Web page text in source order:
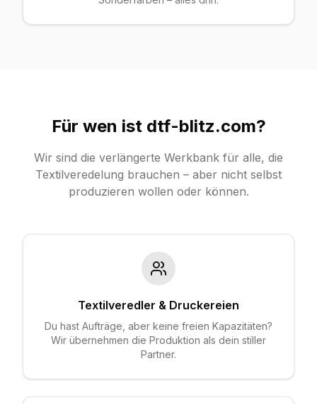
Für wen ist dtf-blitz.com?
Wir sind die verlängerte Werkbank für alle, die
Textilveredelung brauchen – aber nicht selbst
produzieren wollen oder können.
Textilveredler & Druckereien
Du hast Aufträge, aber keine freien Kapazitäten?
Wir übernehmen die Produktion als dein stiller
Partner.